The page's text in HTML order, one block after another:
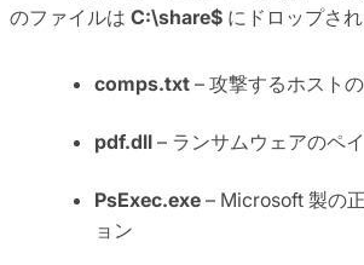
のファイルは C:\share$ にドロップされ
comps.txt – 攻撃するホスト
pdf.dll – ランサムウェアのペ
PsExec.exe – Microsoft 製の
ョン